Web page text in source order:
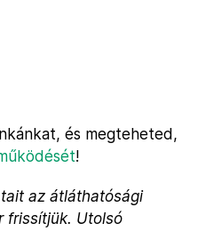
és megteheted,
!
az átláthatósági
frissítjük. Utolsó